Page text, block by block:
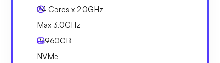
24 Cores x 2.0GHz
Max 3.0GHz
2x960GB
NVMe